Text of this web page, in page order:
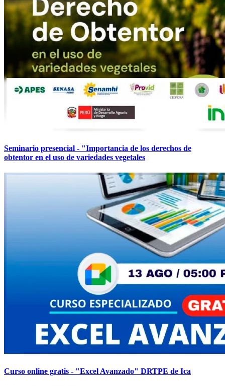
Seminario presencial - "Importancia de los derechos de
obtentor en el uso de variedades vegetales
Curso online gratis - "Excel Avanzado" DRTPE de Ica